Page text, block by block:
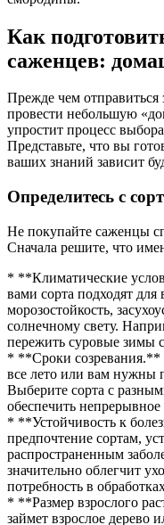
Как
саженцев:
Прежде чем отправиться
провести небольшую
упростит процесс
Представьте, что вы
ваших знаний зависит
Определитесь с
Не покупайте саженцы
Сначала решите, что
* **Климатические
вами сорта подходят
морозостойкость,
солнечному свету.
пережить суровые зимы
* **Сроки созревания.**
все лето или вам нужны
Выберите сорта с
обеспечить
* **Устойчивость к
предпочтение сортам,
распространенным
значительно облегчит
потребность в
* **Размер взрослого
займет взрослое дерево